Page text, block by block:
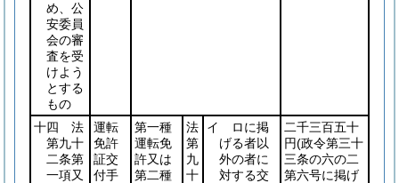
め、公
安委員
会の審
査を受
けよう
とする
もの
十四 法
第九十
二条第
一項又
運転
免許
証交
付手
第一種
運転免
許又は
第二種
法
第
九
十
イ ロに掲
げる者以
外の者に
対する交
二千三百五十
円(政令第三十
三条の六の二
第六号に掲げ